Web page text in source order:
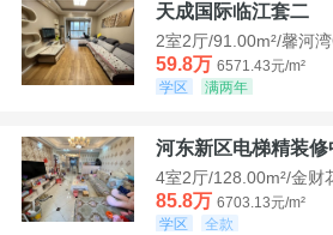
天成国际临江套二
2室2厅/91.00m²/馨河
59.8万 6571.43元/m²
学区
满两年
河东新区电梯精装
4室2厅/128.00m²/金财
85.8万 6703.13元/m²
学区
全款